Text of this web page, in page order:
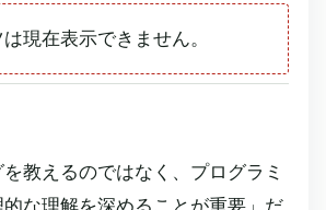
現在表示できません。
を教えるのではなく、プログラミ
な理解を深めることが重要」だ